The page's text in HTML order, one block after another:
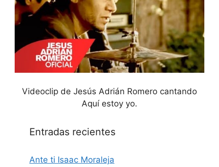
Videoclip de Jesús Adrián Romero cantando
Aquí estoy yo.
Entradas recientes
Ante ti Isaac Moraleja